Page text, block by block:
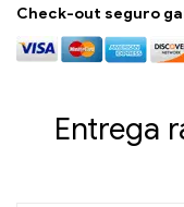
Check-out seguro
Entrega